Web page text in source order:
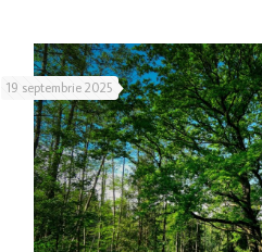
19 septembrie 2025